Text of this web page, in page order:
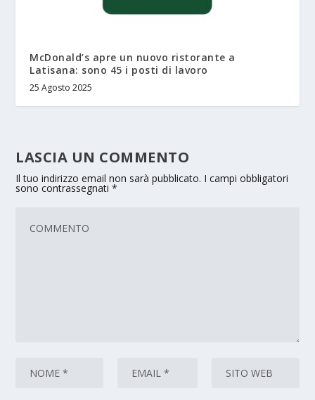
McDonald’s apre un nuovo ristorante a
Latisana: sono 45 i posti di lavoro
25 Agosto 2025
LASCIA UN COMMENTO
Il tuo indirizzo email non sarà pubblicato. I campi obbligatori
sono contrassegnati*